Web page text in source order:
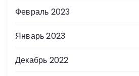
Февраль 2023
Январь 2023
Декабрь 2022